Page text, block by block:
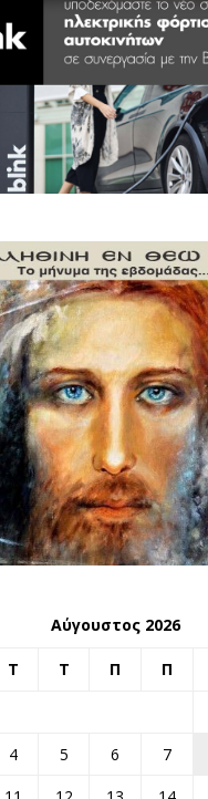
Αύγουστος 2026
Τ Τ Π Π
4 5 6 7